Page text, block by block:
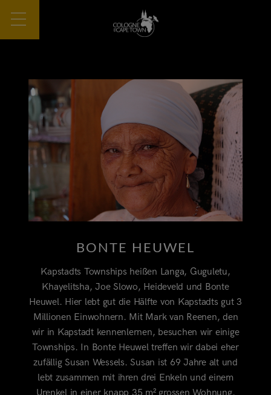
BONTE HEUWEL
Kapstadts Townships heißen Langa, Guguletu,
Khayelitsha, Joe Slowo, Heideveld und Bonte
Heuwel. Hier lebt gut die Hälfte von Kapstadts gut 3
Millionen Einwohnern. Mit Mark van Reenen, den
wir in Kapstadt kennenlernen, besuchen wir einige
Townships. In Bonte Heuwel treffen wir dabei eher
zufällig Susan Wessels. Susan ist 69 Jahre alt und
lebt zusammen mit ihren drei Enkeln und einem